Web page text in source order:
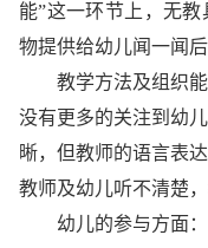
能”这一环节上，无
物提供给幼儿闻一闻
教学方法及组织
没有更多的关注到幼
晰，但教师的语言表
教师及幼儿听不清楚
幼儿的参与方面